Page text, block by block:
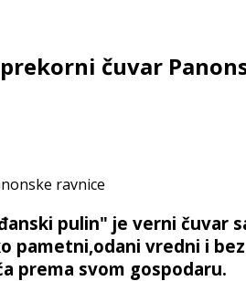
čuvar
pulin" je verni čuvar
pametni,odani vredni i
prema svom gospodaru.